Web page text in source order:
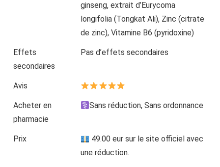
ginseng, extrait d’Eurycoma
longifolia (Tongkat Ali), Zinc (citrate
de zinc), Vitamine B6 (pyridoxine)
Effets
secondaires
Pas d’effets secondaires
Avis
Acheter en
pharmacie
Sans réduction, Sans ordonnance
Prix
49.00 eur sur le site officiel avec
une réduction.